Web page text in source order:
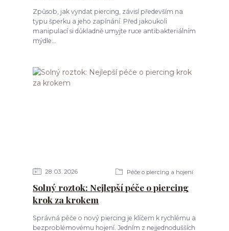
Způsob, jak vyndat piercing, závisí především na
typu šperku a jeho zapínání. Před jakoukoli
manipulací si důkladně umyjte ruce antibakteriálním
mýdle...
28 03 2026 Péče o piercing a hojení
Solný roztok: Nejlepší péče o piercing
krok za krokem
Správná péče o nový piercing je klíčem k rychlému a
bezproblémovému hojení. Jedním z nejjednodušších